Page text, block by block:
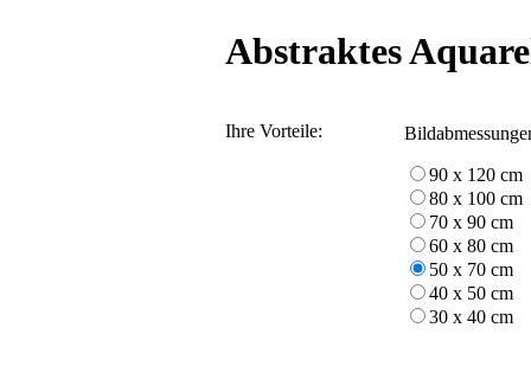
Abstraktes
Ihre Vorteile:
90 x 120 cm
80 x 100 cm
70 x 90 cm
60 x 80 cm
50 x 70 cm
40 x 50 cm
30 x 40 cm